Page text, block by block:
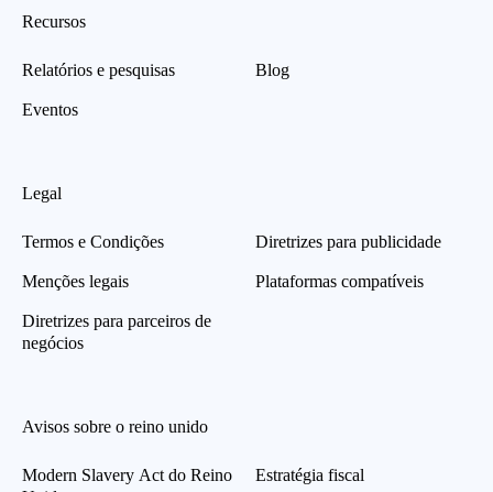
Recursos
Relatórios e pesquisas
Eventos
Blog
Legal
Termos e Condições
Menções legais
Diretrizes para parceiros de
negócios
Diretrizes para publicidade
Plataformas compatíveis
Avisos sobre o reino unido
Modern Slavery Act do Reino
Estratégia fiscal